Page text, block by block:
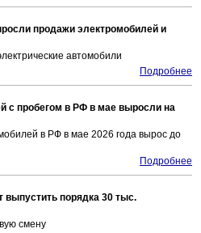
продажи электромобилей и
автомобили
Подробнее
с пробегом в РФ в мае выросли на
в РФ в мае 2026 года вырос до
Подробнее
выпустить порядка 30 тыс.
смену